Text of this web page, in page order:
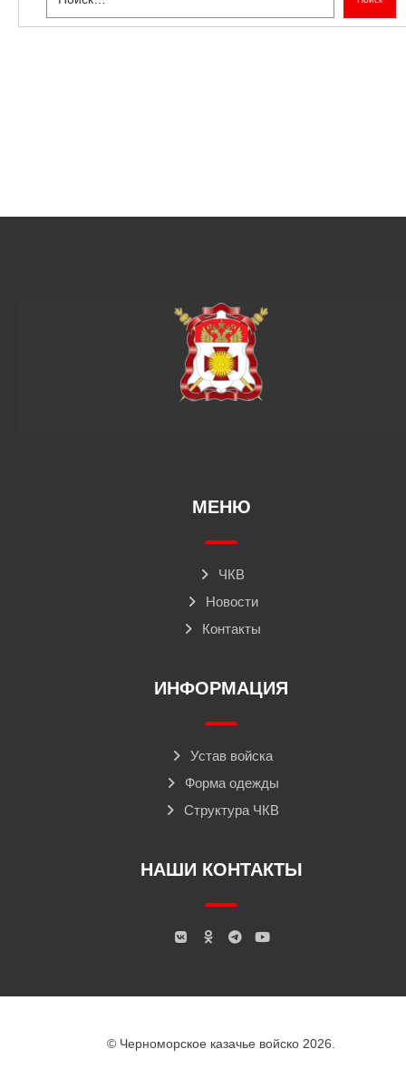
МЕНЮ
ЧКВ
Новости
Контакты
ИНФОРМАЦИЯ
Устав войска
Форма одежды
Структура ЧКВ
НАШИ КОНТАКТЫ
© Черноморское казачье войско 2026.